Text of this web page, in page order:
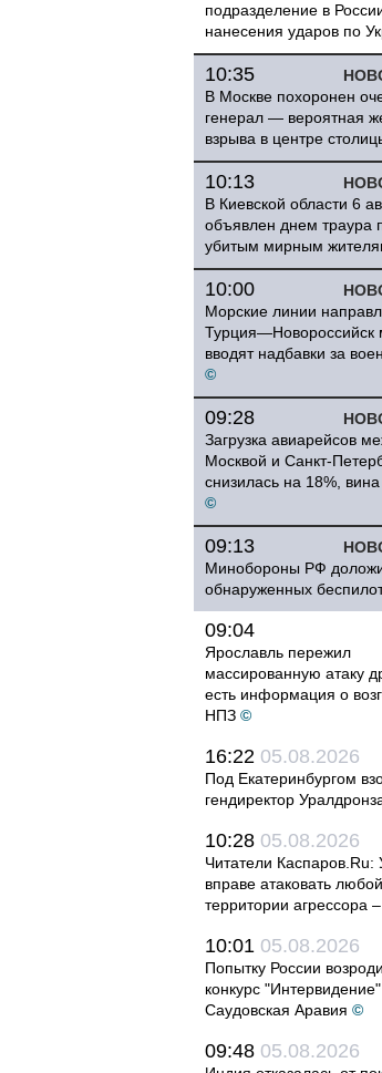
подразделение в
нанесения ударов по
10:35
В Москве похоронен
генерал — вероятная
взрыва в центре
10:13
В Киевской области 6
объявлен днем траура
убитым мирным
10:00
Морские линии
Турция—Новороссийск
вводят надбавки за
©
09:28
Загрузка авиарейсов
Москвой и Санкт-
снизилась на 18%,
©
09:13
Минобороны РФ
обнаруженных
09:04
Ярославль пережил
массированную атаку
есть информация о
НПЗ ©
16:22 05.08.2026
Под Екатеринбургом
гендиректор
10:28 05.08.2026
Читатели Каспаров.Ru:
вправе атаковать
территории агрессора
10:01 05.08.2026
Попытку России
конкурс
Саудовская Аравия ©
09:48 05.08.2026